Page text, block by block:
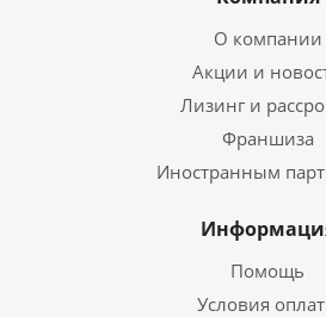
О компании
Акции и
Лизинг и
Франшиза
Иностранным
Помощь
Условия